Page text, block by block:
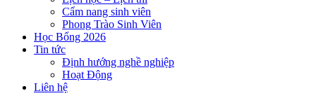
Cẩm nang sinh viên
Phong Trào Sinh Viên
Học Bổng 2026
Tin tức
Định hướng nghề nghiệp
Hoạt Động
Liên hệ